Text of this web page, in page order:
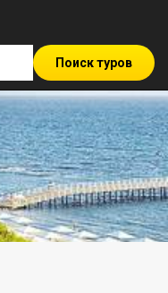
Поиск туров